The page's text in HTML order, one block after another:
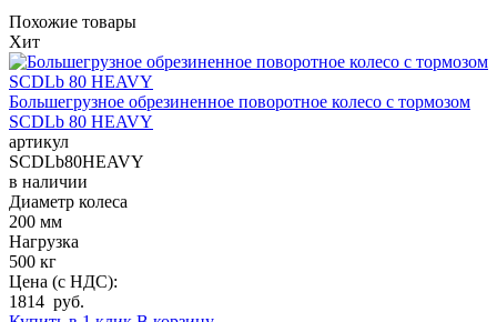
Похожие товары
Хит
Большегрузное обрезиненное поворотное колесо с тормозом
SCDLb 80 HEAVY
артикул
SCDLb80HEAVY
в наличии
Диаметр колеса
200 мм
Нагрузка
500 кг
Цена (с НДС):
1814 руб.